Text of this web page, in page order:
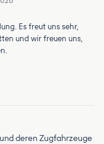
Es freut uns sehr,
und wir freuen uns,
deren Zugfahrzeuge